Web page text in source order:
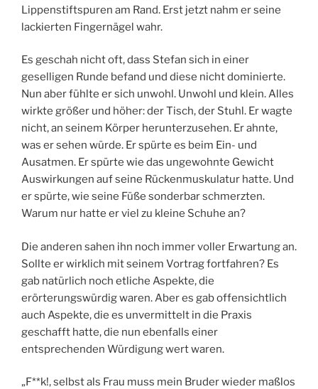
Lippenstiftspuren am Rand. Erst jetzt nahm er seine
lackierten Fingernägel wahr.
Es geschah nicht oft, dass Stefan sich in einer
geselligen Runde befand und diese nicht dominierte.
Nun aber fühlte er sich unwohl. Unwohl und klein. Alles
wirkte größer und höher: der Tisch, der Stuhl. Er wagte
nicht, an seinem Körper herunterzusehen. Er ahnte,
was er sehen würde. Er spürte es beim Ein- und
Ausatmen. Er spürte wie das ungewohnte Gewicht
Auswirkungen auf seine Rückenmuskulatur hatte. Und
er spürte, wie seine Füße sonderbar schmerzten.
Warum nur hatte er viel zu kleine Schuhe an?
Die anderen sahen ihn noch immer voller Erwartung an.
Sollte er wirklich mit seinem Vortrag fortfahren? Es
gab natürlich noch etliche Aspekte, die
erörterungswürdig waren. Aber es gab offensichtlich
auch Aspekte, die es unvermittelt in die Praxis
geschafft hatte, die nun ebenfalls einer
entsprechenden Würdigung wert waren.
„F**k!, selbst als Frau muss mein Bruder wieder maßlos